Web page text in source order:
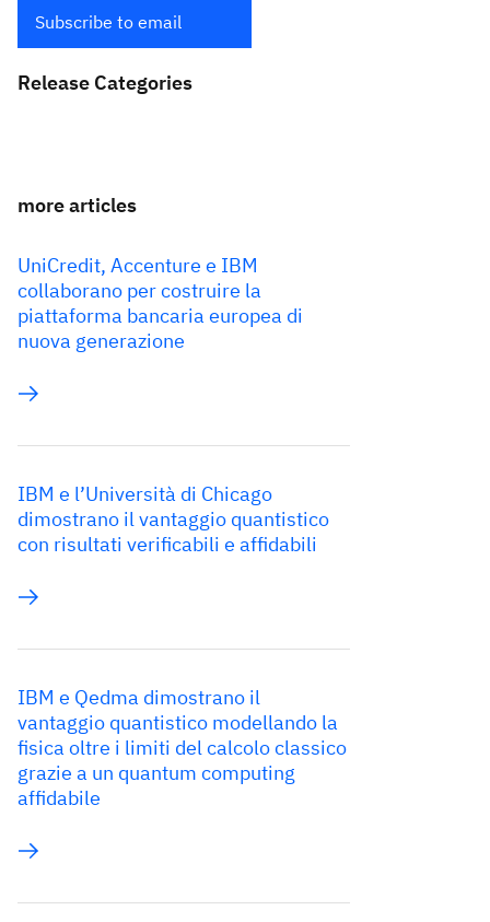
Subscribe to email
Release Categories
more articles
UniCredit, Accenture e IBM
collaborano per costruire la
piattaforma bancaria europea di
nuova generazione
IBM e l’Università di Chicago
dimostrano il vantaggio quantistico
con risultati verificabili e affidabili
IBM e Qedma dimostrano il
vantaggio quantistico modellando la
fisica oltre i limiti del calcolo classico
grazie a un quantum computing
affidabile